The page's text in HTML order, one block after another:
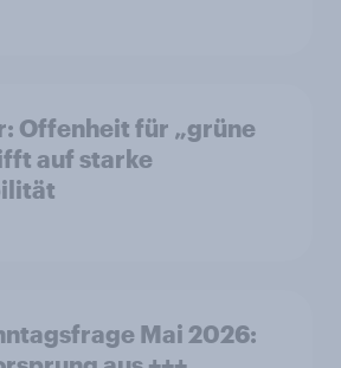
Offenheit für „grüne
auf starke
Mai 2026: